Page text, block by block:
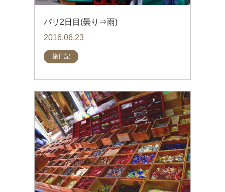
パリ2日目(曇り⇒雨)
2016.06.23
旅日記